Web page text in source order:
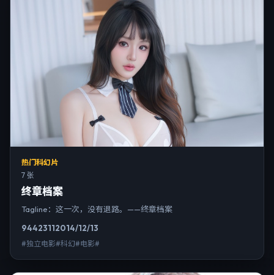
热门科幻片
7 张
终章档案
Tagline：这一次，没有退路。——终章档案
94423112014/12/13
#独立电影#科幻#电影#